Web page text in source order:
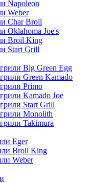
Napoleon
Weber
Char Broil
Oklahoma Joe's
Broil King
Start Grill
Big Green Egg
Green Kamado
Primo
Kamado Joe
Start Grill
Monolith
Takimura
Eger
Broil King
Weber